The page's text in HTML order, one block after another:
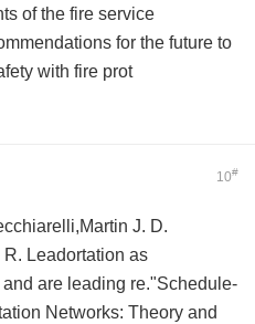
of the fire service
for the future to
with fire prot
10#
J. D.
Leadortation as
are leading re."Schedule-
Networks: Theory and